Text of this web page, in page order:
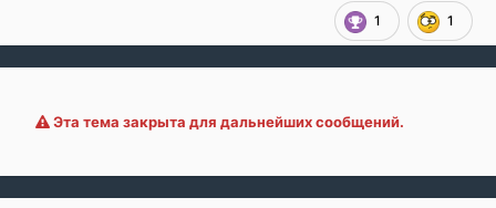
1 1
Эта тема закрыта для дальнейших сообщений.